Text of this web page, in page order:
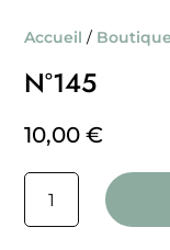
Accueil / Boutique
N°145
10,00€